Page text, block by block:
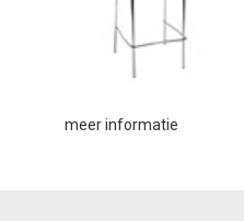
meer informatie